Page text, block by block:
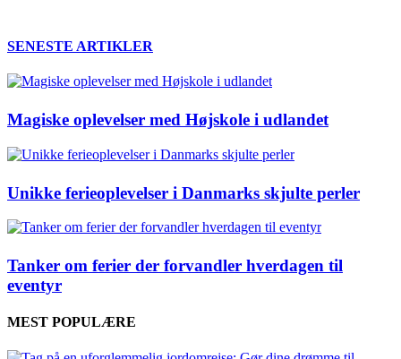
SENESTE ARTIKLER
Magiske oplevelser med Højskole i udlandet
Unikke ferieoplevelser i Danmarks skjulte perler
Tanker om ferier der forvandler hverdagen til
eventyr
MEST POPULÆRE